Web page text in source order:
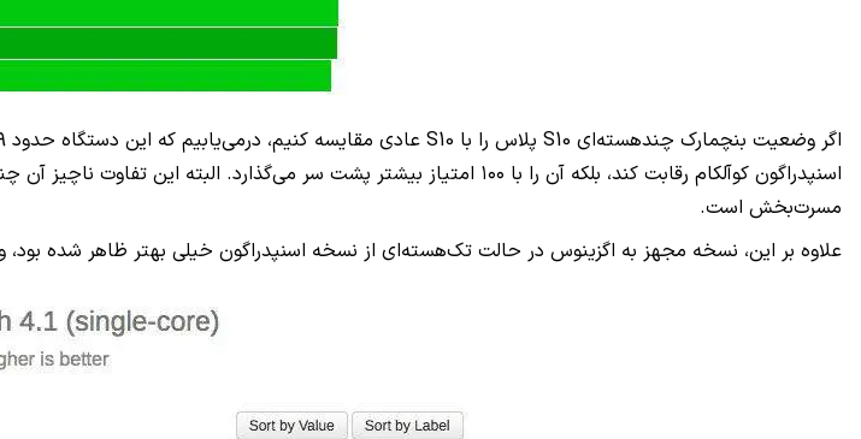
اسنپدراگون کوآلکام رقابت کند، بلکه آن را با ۱۰۰ امتیاز بیشتر پشت سر
مسرت‌بخش است.
علاوه بر این، نسخه مجهز به اگزینوس در حالت تک‌هسته‌ای از نسخه اسنپدراگون خیلی بهتر ظاهر شده